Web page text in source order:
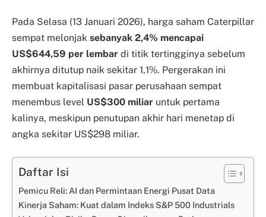
Pada Selasa (13 Januari 2026), harga saham Caterpillar
sempat melonjak sebanyak 2,4% mencapai
US$644,59 per lembar di titik tertingginya sebelum
akhirnya ditutup naik sekitar 1,1%. Pergerakan ini
membuat kapitalisasi pasar perusahaan sempat
menembus level US$300 miliar untuk pertama
kalinya, meskipun penutupan akhir hari menetap di
angka sekitar US$298 miliar.
Daftar Isi
Pemicu Reli: AI dan Permintaan Energi Pusat Data
Kinerja Saham: Kuat dalam Indeks S&P 500 Industrials